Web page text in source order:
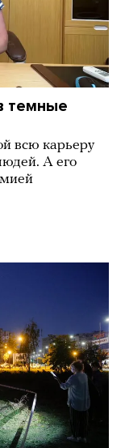
темные
всю карьеру
А его